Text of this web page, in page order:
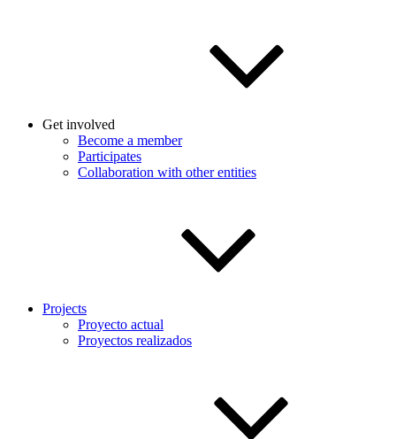
Get involved
Become a member
Participates
Collaboration with other entities
Projects
Proyecto actual
Proyectos realizados